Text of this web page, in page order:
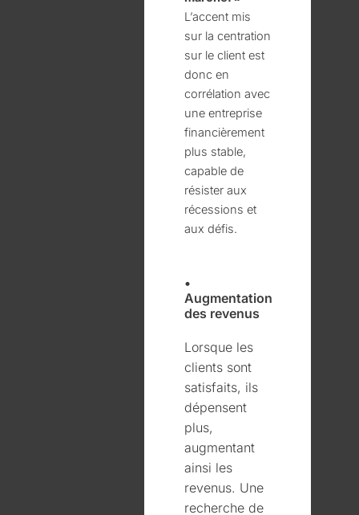
L’accent mis
sur la centration
sur le client est
donc en
corrélation avec
une entreprise
financièrement
plus stable,
capable de
résister aux
récessions et
aux défis.
•
Augmentation
des revenus
Lorsque les
clients sont
satisfaits, ils
dépensent
plus,
augmentant
ainsi les
revenus. Une
recherche de